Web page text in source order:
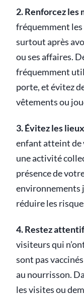
2. Renforcez les
fréquemment les
surtout après
ou ses affaires.
fréquemment
porte, et évitez
vêtements ou
3. Évitez les
enfant atteint de
une activité
présence de
environnements
réduire les
4. Restez
visiteurs qui
sont pas
au nourrisson.
les visites ou